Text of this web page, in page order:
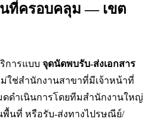
นที่ครอบคลุม — เขต
การแบบ จุดนัดพบรับ-ส่งเอกสาร
ใช่สำนักงานสาขาที่มีเจ้าหน้าที่
ดดำเนินการโดยทีมสำนักงานใหญ่
พื้นที่ หรือรับ-ส่งทางไปรษณีย์/